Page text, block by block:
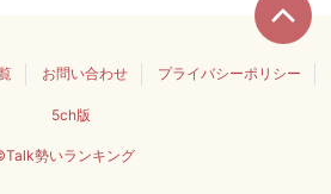
お問い合わせ プライバシーポリシー
5ch版
勢いランキング